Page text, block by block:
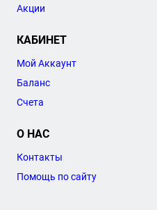
Акции
КАБИНЕТ
Мой Аккаунт
Баланс
Счета
О НАС
Контакты
Помощь по сайту